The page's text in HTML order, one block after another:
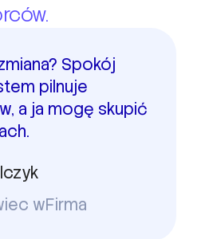
Spokój
pilnuje
a ja mogę skupić
wFirma